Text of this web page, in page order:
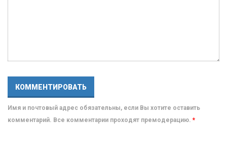
Имя и почтовый адрес обязательны, если Вы хотите оставить
комментарий. Все комментарии проходят премодерацию. *